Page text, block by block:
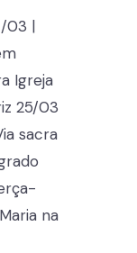
03 |
Igreja
25/03
sacra
na